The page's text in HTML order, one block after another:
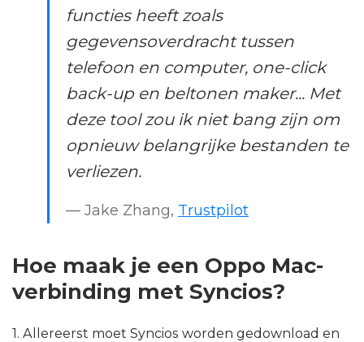
functies heeft zoals
gegevensoverdracht tussen
telefoon en computer, one-click
back-up en beltonen maker... Met
deze tool zou ik niet bang zijn om
opnieuw belangrijke bestanden te
verliezen.
— Jake Zhang, Trustpilot
Hoe maak je een Oppo Mac-
verbinding met Syncios?
1. Allereerst moet Syncios worden gedownload en